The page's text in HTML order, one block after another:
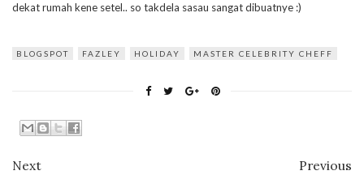
dekat rumah kene setel.. so takdela sasau sangat dibuatnye :)
BLOGSPOT FAZLEY HOLIDAY MASTER CELEBRITY CHEFF
Next Previous